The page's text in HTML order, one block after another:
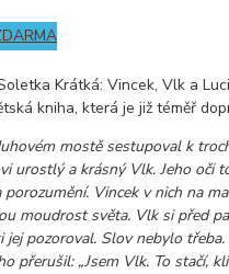
Krátká: Vincek, Vlk a
kniha, která je již téměř
mostě sestupoval k
urostlý a krásný Vlk. Jeho oči
porozumění. Vincek v nich na
moudrost světa. Vlk si před
jej pozoroval. Slov nebylo
přerušil: „Jsem Vlk. To stačí,